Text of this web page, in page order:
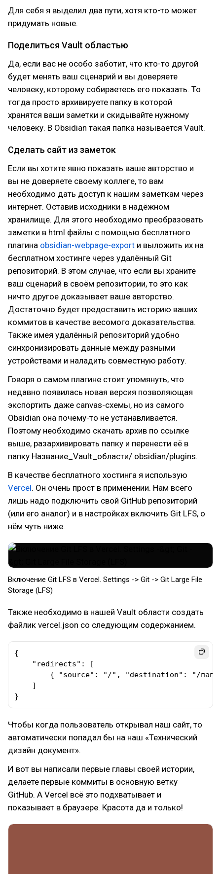
Для себя я выделил два пути, хотя кто-то может
придумать новые.
Поделиться Vault областью
Да, если вас не особо заботит, что кто-то другой
будет менять ваш сценарий и вы доверяете
человеку, которому собираетесь его показать. То
тогда просто архивируете папку в которой
хранятся ваши заметки и скидывайте нужному
человеку. В Obsidian такая папка называется Vault.
Сделать сайт из заметок
Если вы хотите явно показать ваше авторство и
вы не доверяете своему коллеге, то вам
необходимо дать доступ к нашим заметкам через
интернет. Оставив исходники в надёжном
хранилище. Для этого необходимо преобразовать
заметки в html файлы с помощью бесплатного
плагина obsidian-webpage-export и выложить их на
бесплатном хостинге через удалённый Git
репозиторий. В этом случае, что если вы храните
ваш сценарий в своём репозитории, то это как
ничто другое доказывает ваше авторство.
Достаточно будет предоставить историю ваших
коммитов в качестве весомого доказательства.
Также имея удалённый репозиторий удобно
синхронизировать данные между разными
устройствами и наладить совместную работу.
Говоря о самом плагине стоит упомянуть, что
недавно появилась новая версия позволяющая
экспортить даже canvas-схемы, но из самого
Obsidian она почему-то не устанавливается.
Поэтому необходимо скачать архив по ссылке
выше, разархивировать папку и перенести её в
папку Название_Vault_области/.obsidian/plugins.
В качестве бесплатного хостинга я использую
Vercel. Он очень прост в применении. Нам всего
лишь надо подключить свой GitHub репозиторий
(или его аналог) и в настройках включить Git LFS, о
нём чуть ниже.
Включение Git LFS в Vercel. Settings -> Git -> Git Large File
Storage (LFS)
Также необходимо в нашей Vault области создать
файлик vercel.json со следующим содержанием.
{
    "redirects": [
{ "source": "/", "destination": "/
    ]
}
Чтобы когда пользователь открывал наш сайт, то
автоматически попадал бы на наш «Технический
дизайн документ».
И вот вы написали первые главы своей истории,
делаете первые коммиты в основную ветку
GitHub. А Vercel всё это подхватывает и
показывает в браузере. Красота да и только!